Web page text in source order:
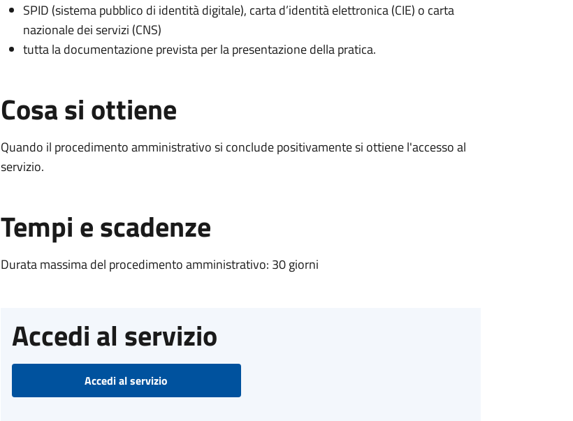
SPID (sistema pubblico di identità digitale), carta d’identità elettronica (CIE) o carta
nazionale dei servizi (CNS)
tutta la documentazione prevista per la presentazione della pratica.
Cosa si ottiene
Quando il procedimento amministrativo si conclude positivamente si ottiene l'accesso al
servizio.
Tempi e scadenze
Durata massima del procedimento amministrativo: 30 giorni
Accedi al servizio
Accedi al servizio